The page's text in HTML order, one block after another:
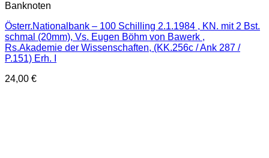
Banknoten
Österr.Nationalbank – 100 Schilling 2.1.1984 , KN. mit 2 Bst.
schmal (20mm), Vs. Eugen Böhm von Bawerk ,
Rs.Akademie der Wissenschaften, (KK.256c / Ank 287 /
P.151) Erh. I
24,00 €